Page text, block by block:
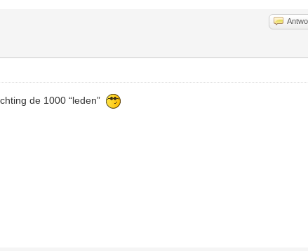
de 1000 “leden”